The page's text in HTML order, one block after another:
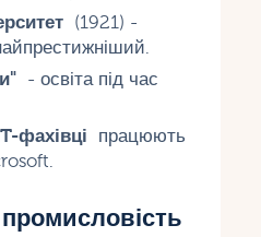
(1921) -
- освіта під час
фахівці працюють